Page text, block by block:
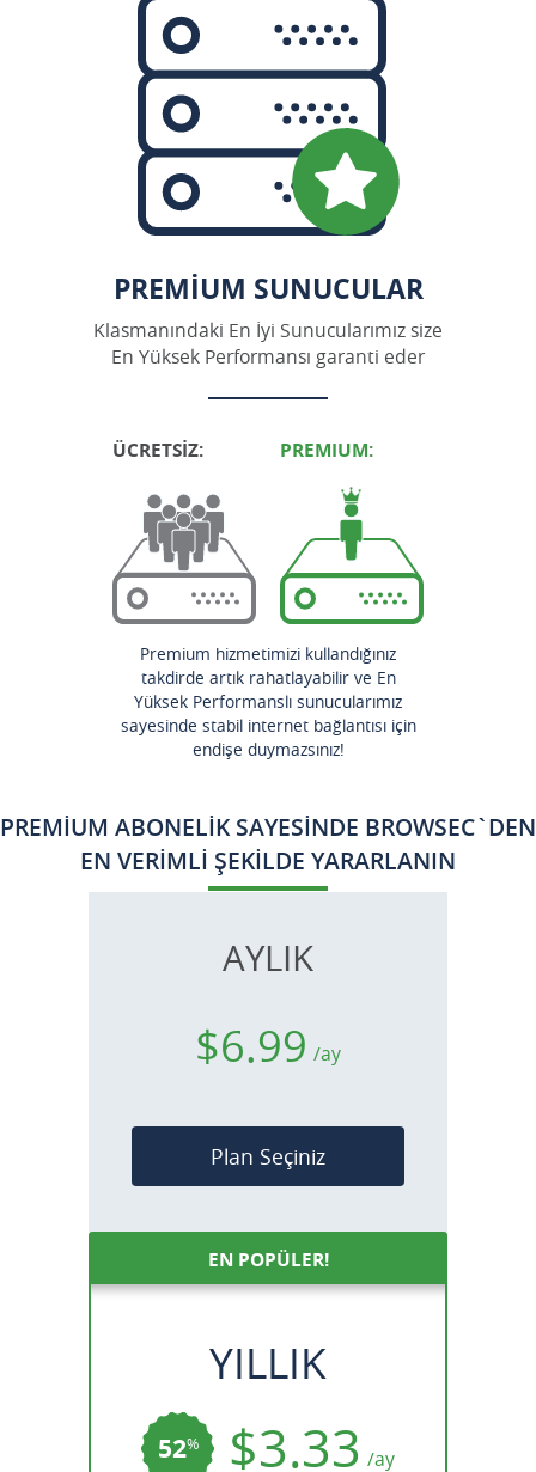
Hırvatistan
Japonya
Kanada
Kıbrıs
Letonya
Litvanya
Lüksemburg
Meksika
Norveç
Polonya
Singapur
Slovenya
Sırbistan
Türkiye
Ukrayna
Yunanistan
Çek Cumhuriyeti
İrlanda
İspanya
İsrail
İsviçre
İtalya
İzlanda
PREMIUM SUNUCULAR
Klasmanındaki En İyi Sunucularımız size
En Yüksek Performansı garanti eder
ÜCRETSİZ: PREMIUM:
Premium hizmetimizi kullandığınız
takdirde artık rahatlayabilir ve En
Yüksek Performanslı sunucularımız
sayesinde stabil internet bağlantısı için
endişe duymazsınız!
PREMIUM ABONELIK SAYESINDE BROWSEC`DEN
EN VERIMLI ŞEKILDE YARARLANIN
AYLIK
$6.99 /ay
Plan Seçiniz
EN POPÜLER!
YILLIK
52% $3.33 /ay